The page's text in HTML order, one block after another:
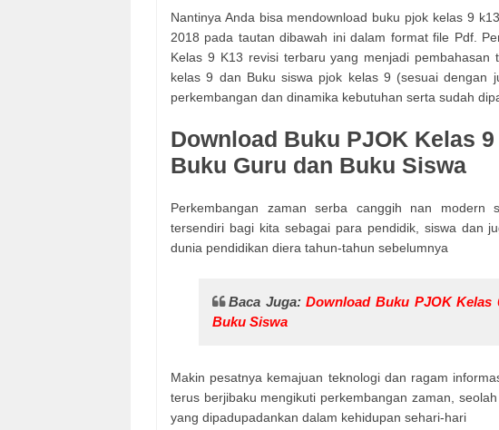
Nantinya Anda bisa mendownload buku pjok kelas 9
2018 pada tautan dibawah ini dalam format file Pdf.
Kelas 9 K13 revisi terbaru yang menjadi
kelas 9 dan Buku siswa pjok kelas 9 (sesuai dengan
perkembangan dan dinamika kebutuhan serta sudah
Download Buku PJOK Kelas
Buku Guru dan Buku Siswa
Perkembangan zaman serba canggih nan modern
tersendiri bagi kita sebagai para pendidik, siswa dan
dunia pendidikan diera tahun-tahun sebelumnya
Baca Juga:Download Buku PJOK Kelas
Buku Siswa
Makin pesatnya kemajuan teknologi dan ragam
terus berjibaku mengikuti perkembangan zaman,
yang dipadupadankan dalam kehidupan sehari-hari